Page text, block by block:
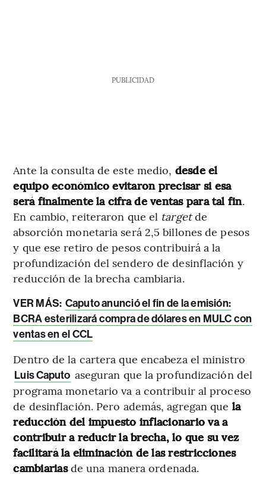
PUBLICIDAD
Ante la consulta de este medio, desde el
equipo económico evitaron precisar si esa
será finalmente la cifra de ventas para tal fin.
En cambio, reiteraron que el targetde
absorción monetaria será 2,5 billones de pesos
y que ese retiro de pesos contribuirá a la
profundización del sendero de desinflación y
reducción de la brecha cambiaria.
VER MÁS: Caputo anunció el fin de la emisión:
BCRA esterilizará compra de dólares en MULC con
ventas en el CCL
Dentro de la cartera que encabeza el ministro
Luis Caputo aseguran que la profundización del
programa monetario va a contribuir al proceso
de desinflación. Pero además, agregan que la
reducción del impuesto inflacionario va a
contribuir a reducir la brecha, lo que su vez
facilitará la eliminación de las restricciones
cambiariasde una manera ordenada.